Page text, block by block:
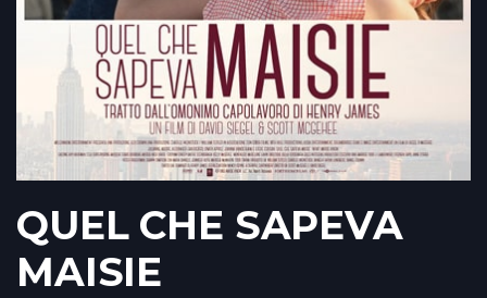
QUEL CHE SAPEVA
MAISIE